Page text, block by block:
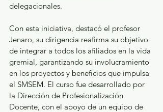
delegacionales.
Con esta iniciativa, destacó el profesor
Jenaro, su dirigencia reafirma su objetivo
de integrar a todos los afiliados en la vida
gremial, garantizando su involucramiento
en los proyectos y beneficios que impulsa
el SMSEM. El curso fue desarrollado por
la Dirección de Profesionalización
Docente, con el apoyo de un equipo de